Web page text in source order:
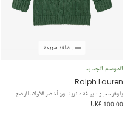
إضافة سريعة
الموسم الجديد
Ralph Lauren
بلوفر محبوك بياقة دائرية لون أخضر للأولاد الرضع
UK£ 100.00